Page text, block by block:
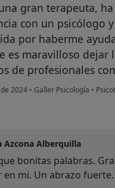
gran terapeuta,
con un psicólogo
por haberme
es maravilloso dejar
de profesionales
2024 • Galler Psicología •
usuario Laura
Azcona Alberquilla
bonitas palabras.
en mi. Un abrazo fuerte.